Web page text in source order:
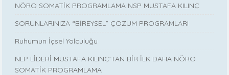
NÖRO SOMATİK PROGRAMLAMA NSP MUSTAFA KILINÇ
SORUNLARINIZA “BİREYSEL” ÇÖZÜM PROGRAMLARI
Ruhumun İçsel Yolculuğu
NLP LİDERİ MUSTAFA KILINÇ’TAN BİR İLK DAHA NÖRO
SOMATİK PROGRAMLAMA